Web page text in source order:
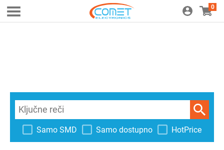
0
Samo SMD Samo dostupno HotPrice